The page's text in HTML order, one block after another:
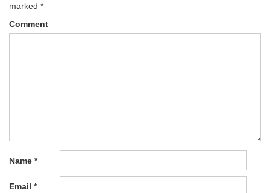
marked *
Comment
Name *
Email *